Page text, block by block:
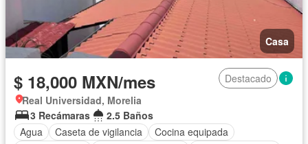
Casa
$ 18,000 MXN/mes
Destacado
Real Universidad, Morelia
3 Recámaras
2.5 Baños
Agua
Caseta de vigilancia
Cocina equipada